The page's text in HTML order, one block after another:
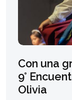
Con una
9°
Olivia